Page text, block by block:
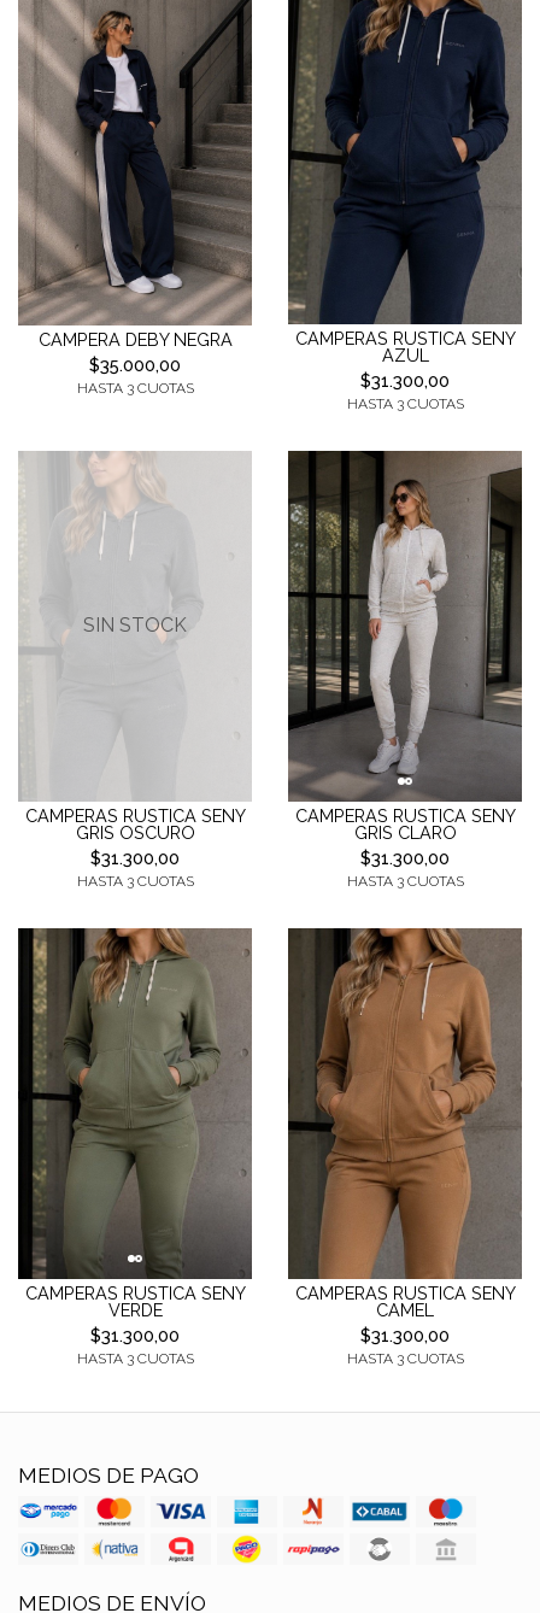
CAMPERA DEBY NEGRA
$35.000,00
HASTA 3 CUOTAS
CAMPERAS RUSTICA SENY
AZUL
$31.300,00
HASTA 3 CUOTAS
SIN STOCK
CAMPERAS RUSTICA SENY
GRIS OSCURO
$31.300,00
HASTA 3 CUOTAS
CAMPERAS RUSTICA SENY
GRIS CLARO
$31.300,00
HASTA 3 CUOTAS
CAMPERAS RUSTICA SENY
VERDE
$31.300,00
HASTA 3 CUOTAS
CAMPERAS RUSTICA SENY
CAMEL
$31.300,00
HASTA 3 CUOTAS
MEDIOS DE PAGO
MEDIOS DE ENVÍO